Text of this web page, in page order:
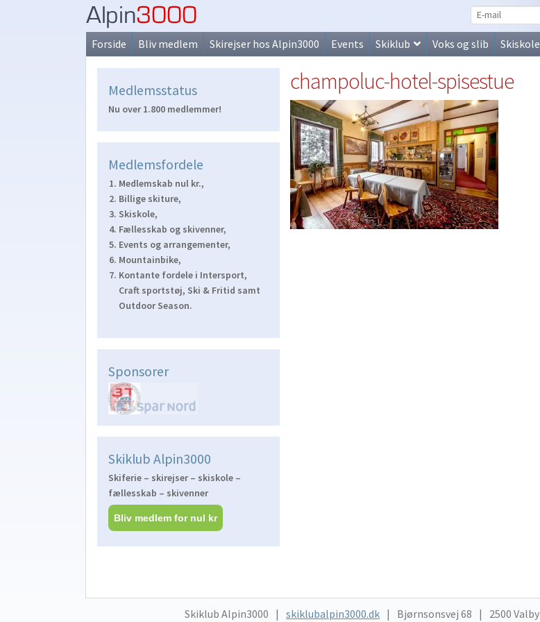
Spring
til
navigation
Spring
til
indhold
Forside Bliv medlem Skirejser hos Alpin3000 Events Skiklub Voks og slib Skiskole
champoluc-hotel-spisestue
Medlemsstatus
Nu over 1.800 medlemmer!
Medlemsfordele
Medlemskab nul kr.,
Billige skiture,
Skiskole,
Fællesskab og skivenner,
Events og arrangementer,
Mountainbike,
Kontante fordele i Intersport,
Craft sportstøj, Ski & Fritid samt
Outdoor Season.
Sponsorer
Skiklub Alpin3000
Skiferie – skirejser – skiskole –
fællesskab – skivenner
Bliv medlem for nul kr
Skiklub Alpin3000 skiklubalpin3000.dk Bjørnsonsvej 68 2500 Valby